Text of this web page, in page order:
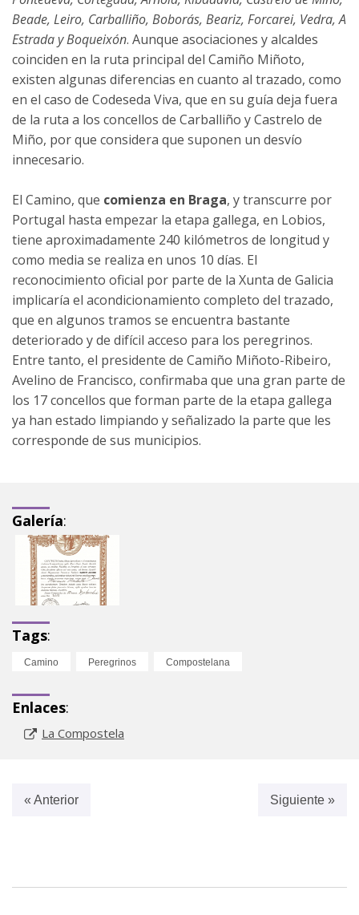
Beade, Leiro, Carballiño, Boborás, Beariz, Forcarei, Vedra, A
Estrada y Boqueixón. Aunque asociaciones y alcaldes
coinciden en la ruta principal del Camiño Miñoto,
existen algunas diferencias en cuanto al trazado, como
en el caso de Codeseda Viva, que en su guía deja fuera
de la ruta a los concellos de Carballiño y Castrelo de
Miño, por que considera que suponen un desvío
innecesario.
El Camino, que comienza en Braga, y transcurre por
Portugal hasta empezar la etapa gallega, en Lobios,
tiene aproximadamente 240 kilómetros de longitud y
como media se realiza en unos 10 días. El
reconocimiento oficial por parte de la Xunta de Galicia
implicaría el acondicionamiento completo del trazado,
que en algunos tramos se encuentra bastante
deteriorado y de difícil acceso para los peregrinos.
Entre tanto, el presidente de Camiño Miñoto-Ribeiro,
Avelino de Francisco, confirmaba que una gran parte de
los 17 concellos que forman parte de la etapa gallega
ya han estado limpiando y señalizado la parte que les
corresponde de sus municipios.
Galería:
Tags:
Camino Peregrinos Compostelana
Enlaces:
La Compostela
« Anterior Siguiente »